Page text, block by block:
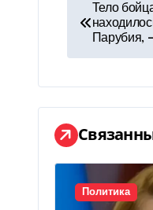
в
и
г
а
ц
Тело
Парубия,
Политика